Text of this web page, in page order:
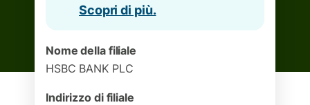
Scopri di più.
Nome della filiale
HSBC BANK PLC
Indirizzo di filiale